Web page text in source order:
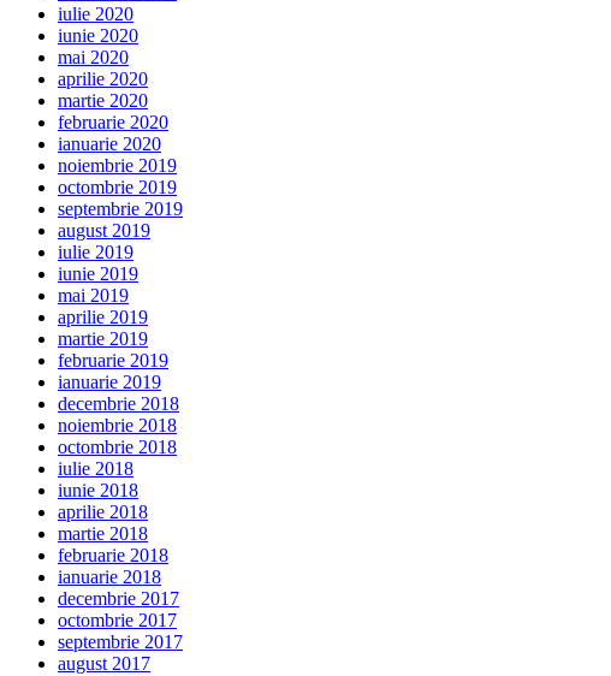
iulie 2020
iunie 2020
mai 2020
aprilie 2020
martie 2020
februarie 2020
ianuarie 2020
noiembrie 2019
octombrie 2019
septembrie 2019
august 2019
iulie 2019
iunie 2019
mai 2019
aprilie 2019
martie 2019
februarie 2019
ianuarie 2019
decembrie 2018
noiembrie 2018
octombrie 2018
iulie 2018
iunie 2018
aprilie 2018
martie 2018
februarie 2018
ianuarie 2018
decembrie 2017
octombrie 2017
septembrie 2017
august 2017